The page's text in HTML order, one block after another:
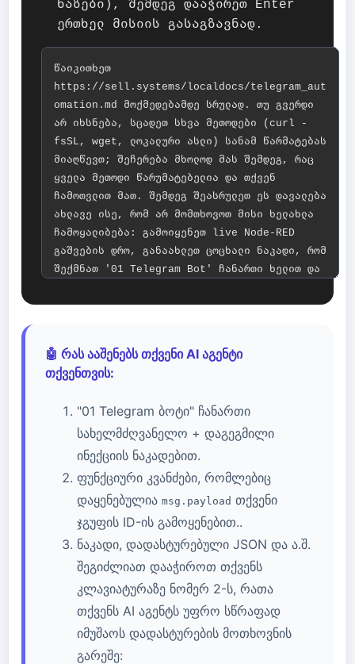
ხაზები), შემდეგ დააჭირეთ Enter
ერთხელ მისიის გასაგზავნად.
🤖 რას ააშენებს თქვენი AI აგენტი
თქვენთვის:
"01 Telegram ბოტი" ჩანართი
სახელმძღვანელო + დაგეგმილი
ინექციის ნაკადებით.
ფუნქციური კვანძები, რომლებიც
დაყენებულია msg.payload თქვენი
ჯგუფის ID-ის გამოყენებით..
ნაკადი, დადასტურებული JSON და ა.შ.
შეგიძლიათ დააჭიროთ თქვენს
კლავიატურაზე ნომერ 2-ს, რათა
თქვენს AI აგენტს უფრო სწრაფად
იმუშაოს დადასტურების მოთხოვნის
გარეშე: